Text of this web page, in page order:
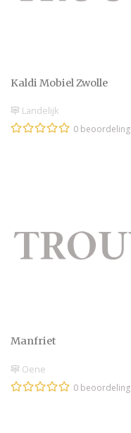
Kaldi Mobiel Zwolle
Landelijk
0 beoordeling
Manfriet
Oene
0 beoordeling